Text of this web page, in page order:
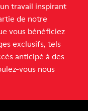
travail inspirant
de notre
vous bénéficiez
exclusifs, tels
anticipé à des
vous nous